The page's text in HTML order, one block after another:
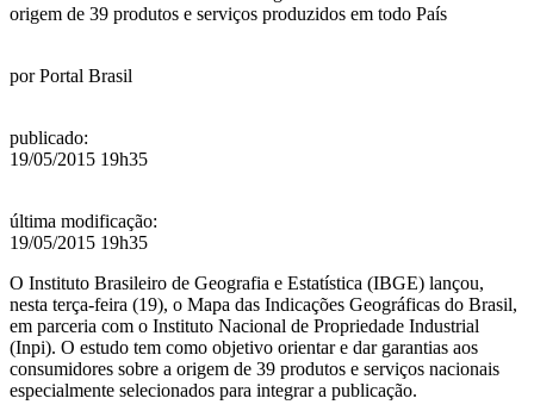
mapa
origem de 39 produtos e serviços produzidos em todo País
porPortal Brasil
publicado:
19/05/2015 19h35
última modificação:
19/05/2015 19h35
O Instituto Brasileiro de Geografia e Estatística (IBGE) lançou,
nesta terça-feira (19), o Mapa das Indicações Geográficas do Brasil,
em parceria com o Instituto Nacional de Propriedade Industrial
(Inpi). O estudo tem como objetivo orientar e dar garantias aos
consumidores sobre a origem de 39 produtos e serviços nacionais
especialmente selecionados para integrar a publicação.